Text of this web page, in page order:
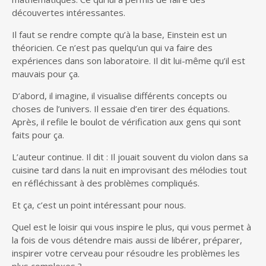
découvertes intéressantes.
Il faut se rendre compte qu’à la base, Einstein est un
théoricien. Ce n’est pas quelqu’un qui va faire des
expériences dans son laboratoire. Il dit lui-même qu’il est
mauvais pour ça.
D’abord, il imagine, il visualise différents concepts ou
choses de l’univers. Il essaie d’en tirer des équations.
Après, il refile le boulot de vérification aux gens qui sont
faits pour ça.
L’auteur continue. Il dit : Il jouait souvent du violon dans sa
cuisine tard dans la nuit en improvisant des mélodies tout
en réfléchissant à des problèmes compliqués.
Et ça, c’est un point intéressant pour nous.
Quel est le loisir qui vous inspire le plus, qui vous permet à
la fois de vous détendre mais aussi de libérer, préparer,
inspirer votre cerveau pour résoudre les problèmes les